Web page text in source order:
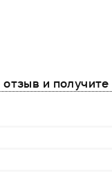
и получите